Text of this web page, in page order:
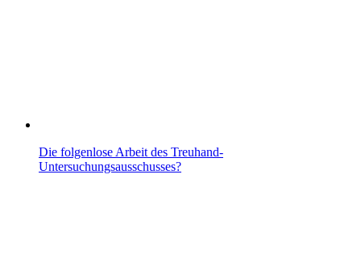
Die folgenlose Arbeit des Treuhand-
Untersuchungsausschusses?